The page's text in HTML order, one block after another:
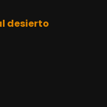
desierto